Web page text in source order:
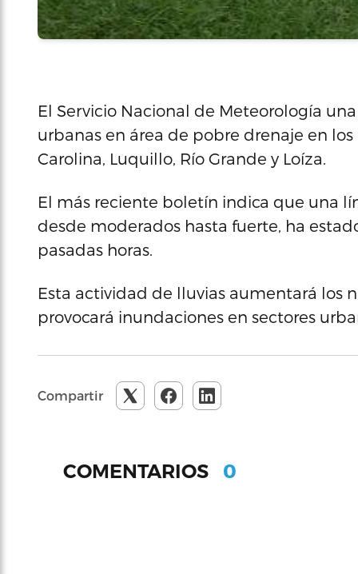
El Servicio Nacional de Meteorología
urbanas en área de pobre drenaje en
Carolina, Luquillo, Río Grande y Loíza.
El más reciente boletín indica que una
desde moderados hasta fuerte, ha
pasadas horas.
Esta actividad de lluvias aumentará los
provocará inundaciones en sectores
Compartir
COMENTARIOS 0